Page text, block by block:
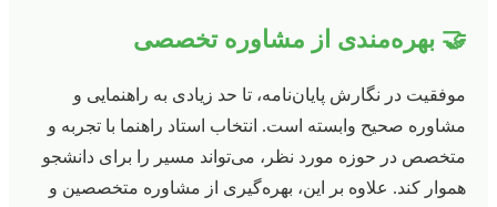
🤝 بهره‌مندی از مشاوره تخصصی
موفقیت در نگارش پایان‌نامه، تا حد زیادی به راهنمایی و
مشاوره صحیح وابسته است. انتخاب استاد راهنما با تجربه و
متخصص در حوزه مورد نظر، می‌تواند مسیر را برای دانشجو
هموار کند. علاوه بر این، بهره‌گیری از مشاوره متخصصین و